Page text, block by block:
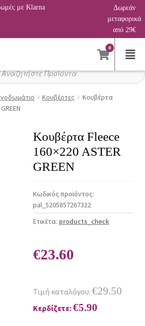
με Klarna
Δωρεάν
μεταφορικά
από 29€
0
Κουβέρτες
Κουβέρτα
Κουβέρτα Fleece
160×220 ASTER
GREEN
Κωδικός προϊόντος:
pal_5205857267322
Ετικέτα: products_check
€23.60
Τιμή καταλόγου: €29.50
Κερδίζετε:€5.90